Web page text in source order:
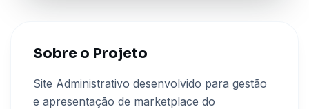
Sobre o Projeto
Site Administrativo desenvolvido para gestão
e apresentação de marketplace do